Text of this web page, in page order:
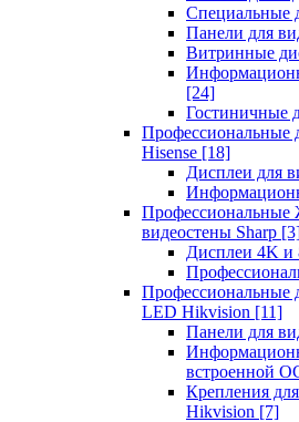
Специальные
Панели для
Витринные
[24]
Гостиничные
Профессиональные
Hisense [18]
Дисплеи для
видеостены Sharp
Дисплеи 4K и
Профессиональные
LED Hikvision [11]
Панели для
встроенной
Крепления
Hikvision [7]